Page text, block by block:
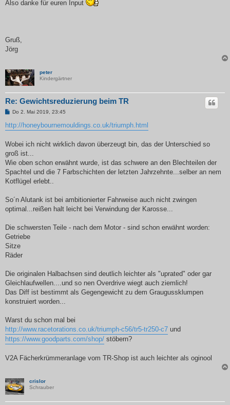
Also danke für euren Input
Gruß,
Jörg
peter
Kindergärtner
Re: Gewichtsreduzierung beim TR
B
i
t
a
g
Do 2. Mai 2019, 23:45
http://honeybournemouldings.co.uk/triumph.html
Wobei ich nicht wirklich davon überzeugt bin, das der Unterschied so
groß ist...
Wie oben schon erwähnt wurde, ist das schwere an den Blechteilen der
Spachtel und die 7 Farbschichten der letzten Jahrzehnte...selber an nem
Kotflügel erlebt..
So´n Alutank ist bei ambitionierter Fahrweise auch nicht zwingen
optimal...reißen halt leicht bei Verwindung der Karosse...
Die schwersten Teile - nach dem Motor - sind schon erwähnt worden:
Getriebe
Sitze
Räder
Die originalen Halbachsen sind deutlich leichter als "uprated" oder gar
Gleichlaufwellen....und so nen Overdrive wiegt auch ziemlich!
Das Diff ist bestimmt als Gegengewicht zu dem Graugussklumpen
konstruiert worden...
Warst du schon mal bei
http://www.racetorations.co.uk/triumph-c56/tr5-tr250-c7 und
https://www.goodparts.com/shop/ stöbern?
V2A Fächerkrümmeranlage vom TR-Shop ist auch leichter als oginool
crislor
Schrauber